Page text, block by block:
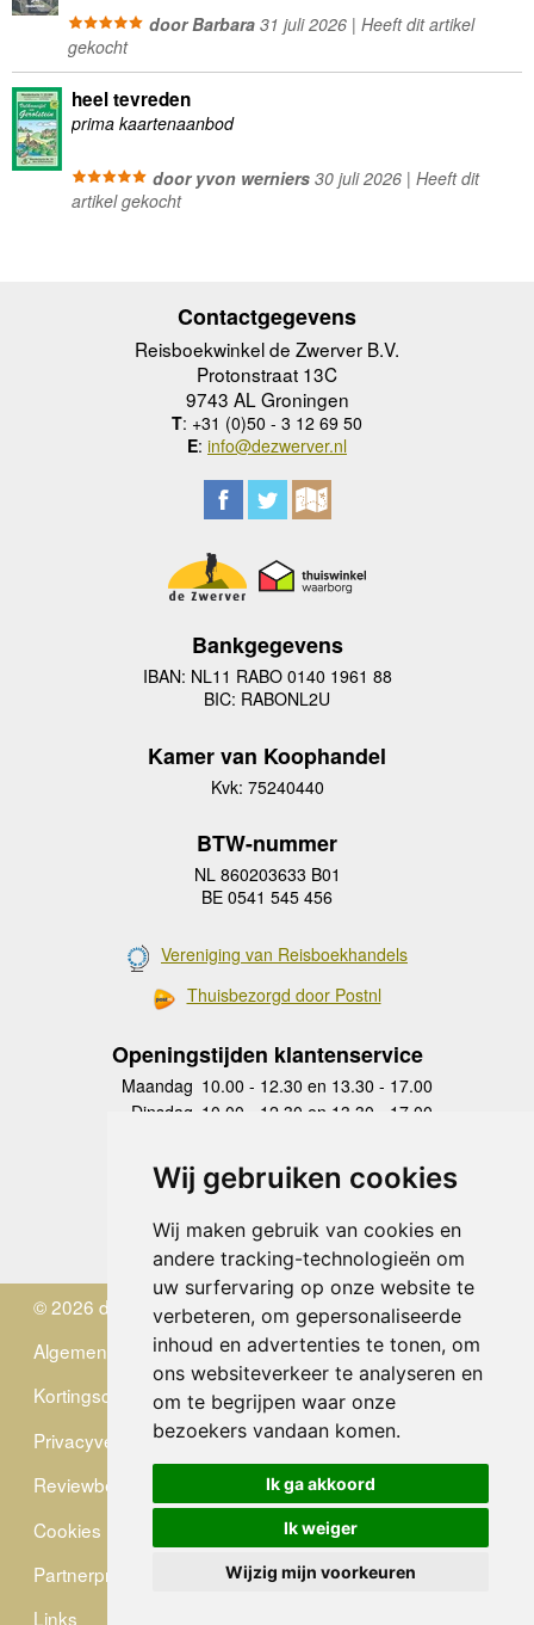
Wij gebruiken cookies
Wij maken gebruik van cookies en
andere tracking-technologieën om
uw surfervaring op onze website te
verbeteren, om gepersonaliseerde
inhoud en advertenties te tonen, om
ons websiteverkeer te analyseren en
om te begrijpen waar onze
bezoekers vandaan komen.
Ik ga akkoord
Ik weiger
Wijzig mijn voorkeuren
door Barbara31 juli 2026 | Heeft dit artikel
gekocht
heel tevreden
prima kaartenaanbod
door yvon werniers30 juli 2026 | Heeft dit
artikel gekocht
Contactgegevens
Reisboekwinkel de Zwerver B.V.
Protonstraat 13C
9743 AL Groningen
T: +31 (0)50 - 3 12 69 50
E: info@dezwerver.nl
Bankgegevens
IBAN: NL11 RABO 0140 1961 88
BIC: RABONL2U
Kamer van Koophandel
Kvk: 75240440
BTW-nummer
NL 860203633 B01
BE 0541 545 456
Vereniging van Reisboekhandels
Thuisbezorgd door Postnl
Openingstijden klantenservice
Maandag 10.00 - 12.30 en 13.30 - 17.00
Dinsdag 10.00 - 12.30 en 13.30 - 17.00
Donderdag
10.00 - 12.30 en 13.30 - 17.00
Vrijdag 10.00 - 12.30 en 13.30 - 17.00
Zaterdag
gesloten
Zondag gesloten
© 2026 de Zwerver
Algemene Voorwaarden
Kortingscode
Privacyverklaring
Reviewbeleid
Cookies
Partnerprogramma
Links